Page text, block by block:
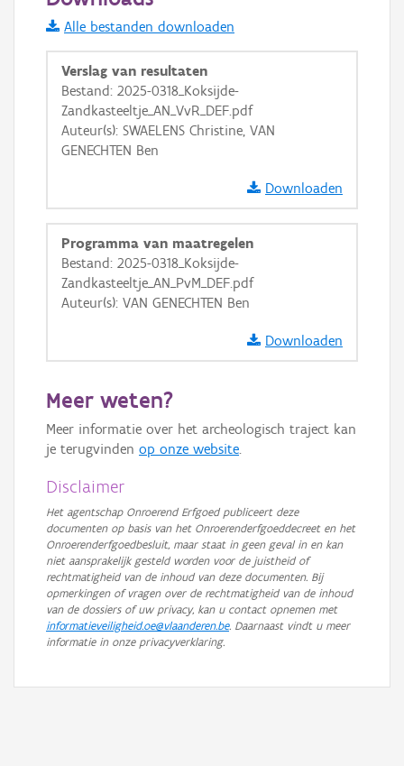
i
+ −
Basis Lagen
OSM-Basiskaart
Alle bestanden downloaden
Verslag van resultaten
Bestand: 2025-0318_Koksijde-
Zandkasteeltje_AN_VvR_DEF.pdf
Auteur(s): SWAELENS Christine, VAN
GENECHTEN Ben
Downloaden
Programma van maatregelen
Bestand: 2025-0318_Koksijde-
Zandkasteeltje_AN_PvM_DEF.pdf
Auteur(s): VAN GENECHTEN Ben
Downloaden
Meer weten?
Meer informatie over het archeologisch traject kan
je terugvinden op onze website.
Disclaimer
Het agentschap Onroerend Erfgoed publiceert deze
documenten op basis van het Onroerenderfgoeddecreet en het
Onroerenderfgoedbesluit, maar staat in geen geval in en kan
niet aansprakelijk gesteld worden voor de juistheid of
rechtmatigheid van de inhoud van deze documenten. Bij
opmerkingen of vragen over de rechtmatigheid van de inhoud
van de dossiers of uw privacy, kan u contact opnemen met
informatieveiligheid.oe@vlaanderen.be. Daarnaast vindt u meer
informatie in onze privacyverklaring.